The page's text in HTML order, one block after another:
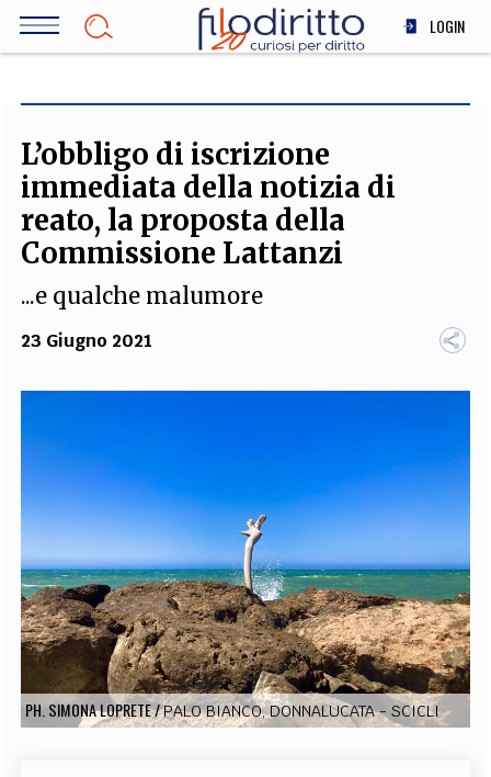
Salta
LOGIN
SOCIETÀ
MEDICINA
SCIENZA
STORIA E FILOSOFIA
ALTRO
TEAM
EXTRA
PROCEEDINGS
SOCIAL MEDIA
L’obbligo di iscrizione
immediata della notizia di
reato, la proposta della
Commissione Lattanzi
...e qualche malumore
23 Giugno 2021
PH. SIMONA LOPRETE/PALO BIANCO, DONNALUCATA - SCICLI